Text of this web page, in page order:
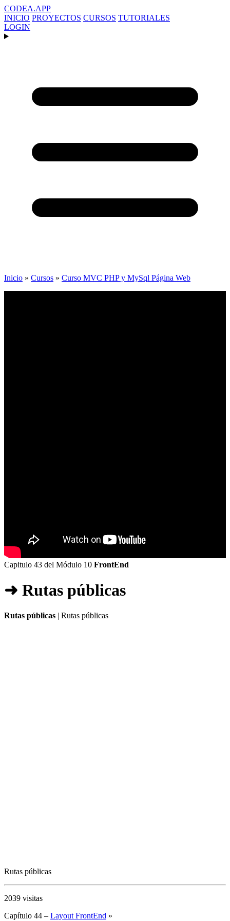
CODEA.APP
INICIO PROYECTOS CURSOS TUTORIALES
LOGIN
Inicio » Cursos » Curso MVC PHP y MySql Página Web
Capitulo 43 del Módulo 10 FrontEnd
➜ Rutas públicas
Rutas públicas | Rutas públicas
Rutas públicas
2039 visitas
Capítulo 44 – Layout FrontEnd »